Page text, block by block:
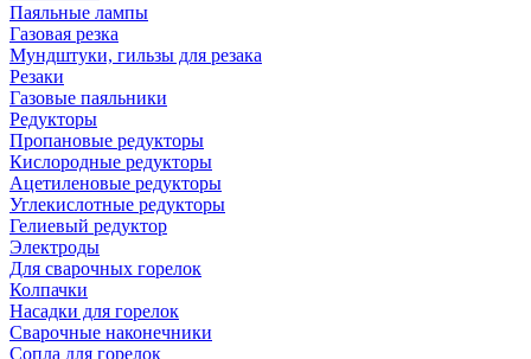
Паяльные лампы
Газовая резка
Мундштуки, гильзы для резака
Резаки
Газовые паяльники
Редукторы
Пропановые редукторы
Кислородные редукторы
Ацетиленовые редукторы
Углекислотные редукторы
Гелиевый редуктор
Электроды
Для сварочных горелок
Колпачки
Насадки для горелок
Сварочные наконечники
Сопла для горелок